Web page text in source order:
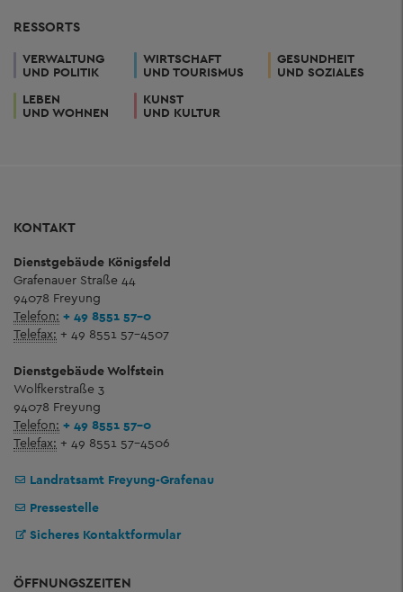
RESSORTS
VERWALTUNG
UND POLITIK
WIRTSCHAFT
UND TOURISMUS
GESUNDHEIT
UND SOZIALES
LEBEN
UND WOHNEN
KUNST
UND KULTUR
KONTAKT
Dienstgebäude Königsfeld
Grafenauer Straße 44
94078 Freyung
Telefon: + 49 8551 57-0
Telefax: + 49 8551 57-4507
Dienstgebäude Wolfstein
Wolfkerstraße 3
94078 Freyung
Telefon: + 49 8551 57-0
Telefax: + 49 8551 57-4506
Landratsamt Freyung-Grafenau
Pressestelle
Sicheres Kontaktformular
ÖFFNUNGSZEITEN